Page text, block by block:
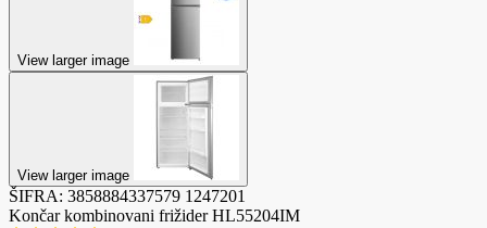
View larger image
View larger image
ŠIFRA: 3858884337579 1247201
Končar kombinovani frižider HL55204IM